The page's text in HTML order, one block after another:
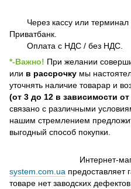
Через кассу или
Приватбанк.
Оплата с НДС / без НДС.
*-Важно! При желании
или в рассрочку мы
уточнять наличие товарар и
(от 3 до 12 в зависимости
связано с различными
нашим стремлением
выгодный способ покупки.
Интернет-
system.com.ua предоставляет
товаре нет заводских